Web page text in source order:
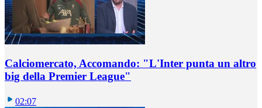
Calciomercato, Accomando: "L'Inter punta un altro
big della Premier League"
02:07